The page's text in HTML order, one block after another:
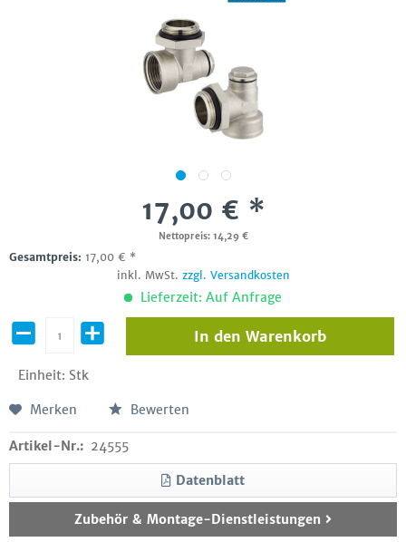
17,00 € *
Nettopreis: 14,29 €
Gesamtpreis: 17,00 € *
inkl. MwSt. zzgl. Versandkosten
Lieferzeit: Auf Anfrage
Einheit: Stk
In den Warenkorb
Merken Bewerten
Artikel-Nr.: 24555
Datenblatt
Zubehör & Montage-Dienstleistungen